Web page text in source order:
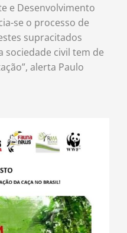
e Desenvolvimento
se o processo de
supracitados
sociedade civil tem de
alerta Paulo